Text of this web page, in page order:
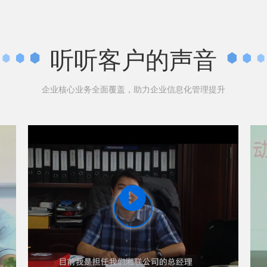
听听客户的声音
企业核心业务全面覆盖，助力企业信息化管理提升
